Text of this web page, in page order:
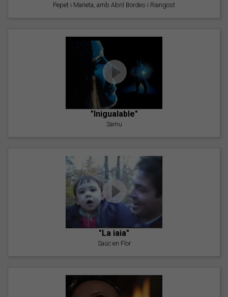
Pepet i Marieta, amb Abril Bordes i Riangost
"Inigualable"
Samu
"La iaia"
Saüc en Flor